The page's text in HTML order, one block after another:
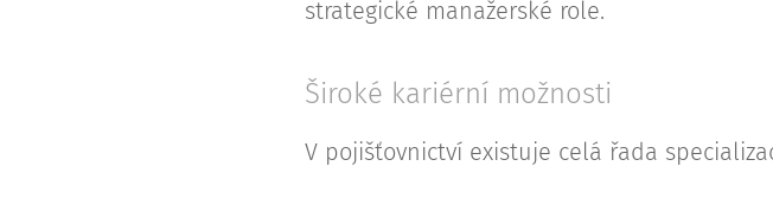
strategické manažerské role.
Široké kariérní možnosti
V pojišťovnictví existuje celá řada